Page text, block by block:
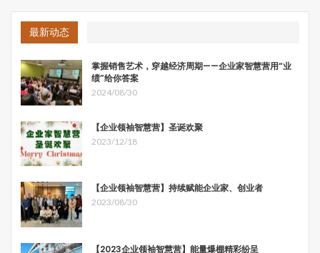
最新动态
掌握销售艺术，穿越经济周期——企业家智慧营用“业
绩”给你答案
2024/08/30
【企业领袖智慧营】圣诞欢聚
2023/12/18
【企业领袖智慧营】持续赋能企业家、创业者
2023/08/30
【2023企业领袖智慧营】能量爆棚精彩纷呈